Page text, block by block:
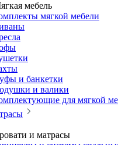
мебель
мягкой мебели
и банкетки
и валики
для мягкой
и матрасы